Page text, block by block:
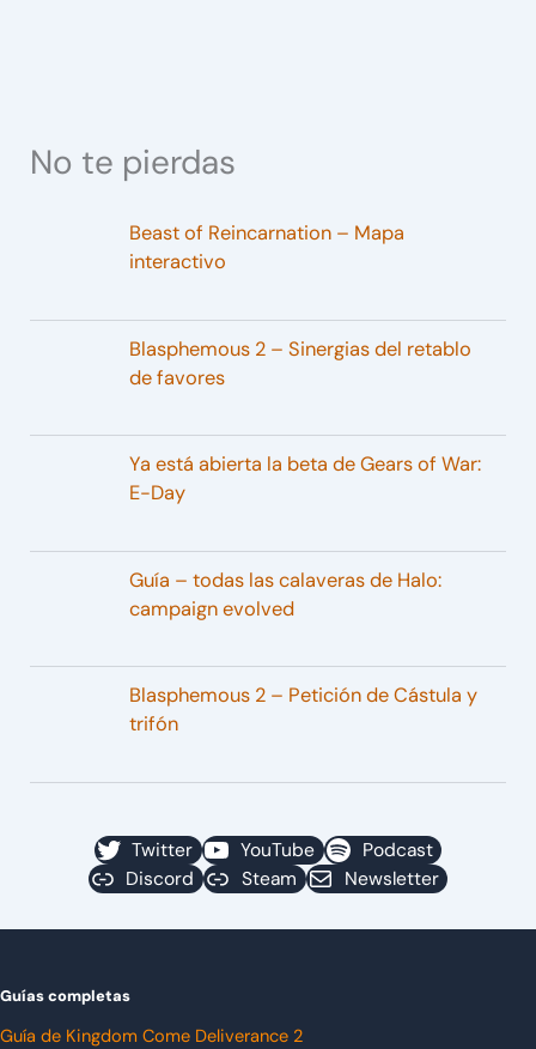
No te pierdas
Beast of Reincarnation – Mapa
interactivo
Blasphemous 2 – Sinergias del retablo
de favores
Ya está abierta la beta de Gears of War:
E-Day
Guía – todas las calaveras de Halo:
campaign evolved
Blasphemous 2 – Petición de Cástula y
trifón
Twitter YouTube
Podcast
Discord
Steam Newsletter
Guías completas
Guía de Kingdom Come Deliverance 2